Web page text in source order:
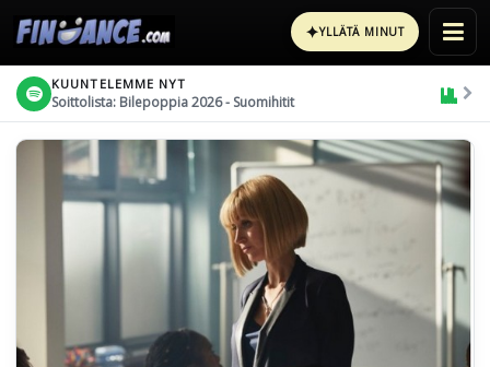
✦YLLÄTÄ MINUT
KUUNTELEMME NYT
Soittolista: Bilepoppia 2026 - Suomihitit